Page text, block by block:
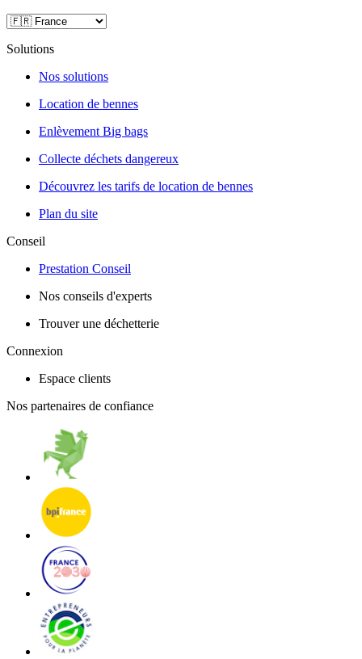
Solutions
Nos solutions
Location de bennes
Enlèvement Big bags
Collecte déchets dangereux
Découvrez les tarifs de location de bennes
Plan du site
Conseil
Prestation Conseil
Nos conseils d'experts
Trouver une déchetterie
Connexion
Espace clients
Nos partenaires de confiance